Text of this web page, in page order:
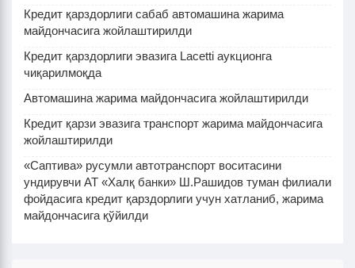
Кредит қарздорлиги сабаб автомашина жарима
майдончасига жойлаштирилди
Кредит қарздорлиги эвазига Lacetti аукционга
чиқарилмоқда
Автомашина жарима майдончасига жойлаштирилди
Кредит қарзи эвазига транспорт жарима майдончасига
жойлаштирилди
«Cаптива» русумли автотранспорт воситасини
ундирувчи АТ «Халқ банки» Ш.Рашидов туман филиали
фойдасига кредит қарздорлиги учун хатланиб, жарима
майдончасига қўйилди